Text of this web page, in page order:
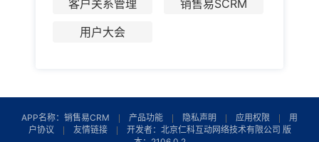
客户关系管理
销售易SCRM
用户大会
APP名称：销售易CRM 产品功能 隐私声明 应用权限
用
户协议
友情链接
开发者：北京仁科互动网络技术有限公司 版